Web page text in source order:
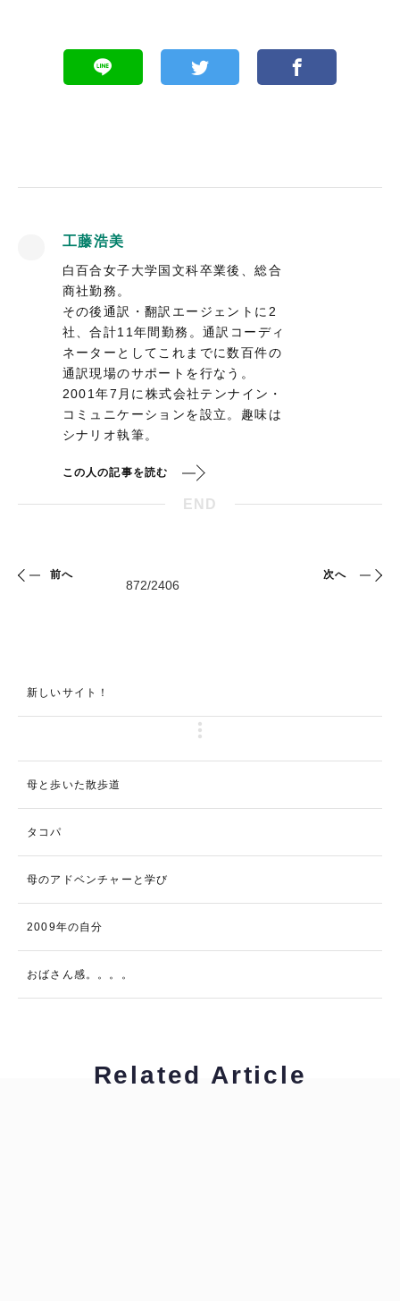
工藤浩美
白百合女子大学国文科卒業後、総合
商社勤務。
その後通訳・翻訳エージェントに2
社、合計11年間勤務。通訳コーディ
ネーターとしてこれまでに数百件の
通訳現場のサポートを行なう。
2001年7月に株式会社テンナイン・
コミュニケーションを設立。趣味は
シナリオ執筆。
この人の記事を読む
END
前へ 次へ
新しいサイト！
母と歩いた散歩道
タコパ
母のアドベンチャーと学び
2009年の自分
おばさん感。。。。
Related Article